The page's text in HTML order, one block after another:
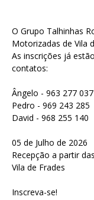
O Grupo Talhinhas
Motorizadas de Vila
As inscrições já
contatos:
Ângelo - 963 277 037
Pedro - 969 243 285
David - 968 255 140
05 de Julho de 2026
Recepção a partir
Vila de Frades
Inscreva-se!